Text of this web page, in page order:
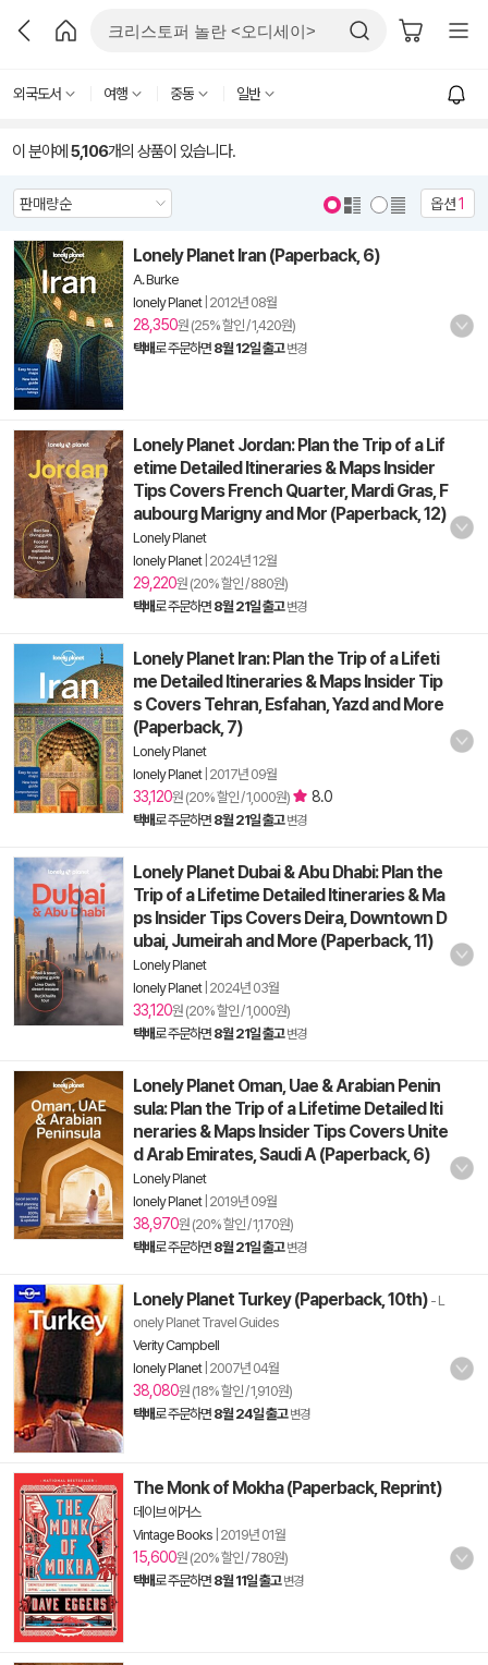
외국도서 여행 중동 일반
이 분야에 5,106개의 상품이 있습니다.
옵션1
Lonely Planet Iran (Paperback, 6)
A. Burke
lonely Planet| 2012년 08월
28,350원 (25% 할인 / 1,420원)
택배로 주문하면 8월 12일 출고 변경
Lonely Planet Jordan: Plan the Trip of a Lif
etime Detailed Itineraries & Maps Insider
Tips Covers French Quarter, Mardi Gras, F
aubourg Marigny and Mor (Paperback, 12)
Lonely Planet
lonely Planet| 2024년 12월
29,220원 (20% 할인 / 880원)
택배로 주문하면 8월 21일 출고 변경
Lonely Planet Iran: Plan the Trip of a Lifeti
me Detailed Itineraries & Maps Insider Tip
s Covers Tehran, Esfahan, Yazd and More
(Paperback, 7)
Lonely Planet
lonely Planet| 2017년 09월
33,120원 (20% 할인 / 1,000원) 8.0
택배로 주문하면 8월 21일 출고 변경
Lonely Planet Dubai & Abu Dhabi: Plan the
Trip of a Lifetime Detailed Itineraries & Ma
ps Insider Tips Covers Deira, Downtown D
ubai, Jumeirah and More (Paperback, 11)
Lonely Planet
lonely Planet| 2024년 03월
33,120원 (20% 할인 / 1,000원)
택배로 주문하면 8월 21일 출고 변경
Lonely Planet Oman, Uae & Arabian Penin
sula: Plan the Trip of a Lifetime Detailed Iti
neraries & Maps Insider Tips Covers Unite
d Arab Emirates, Saudi A (Paperback, 6)
Lonely Planet
lonely Planet| 2019년 09월
38,970원 (20% 할인 / 1,170원)
택배로 주문하면 8월 21일 출고 변경
Lonely Planet Turkey (Paperback, 10th) - L
onely Planet Travel Guides
Verity Campbell
lonely Planet| 2007년 04월
38,080원 (18% 할인 / 1,910원)
택배로 주문하면 8월 24일 출고 변경
The Monk of Mokha (Paperback, Reprint)
데이브 에거스
Vintage Books 2019년 01월
15,600원 (20% 할인 / 780원)
택배로 주문하면 8월 11일 출고 변경